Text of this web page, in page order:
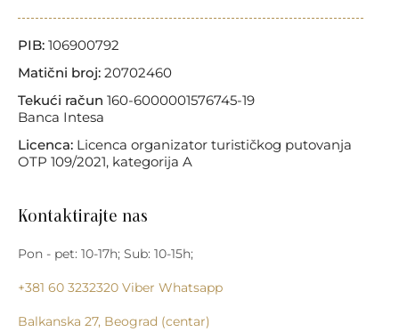
PIB: 106900792
Matični broj: 20702460
Tekući račun 160-6000001576745-19
Banca Intesa
Licenca: Licenca organizator turističkog putovanja
OTP 109/2021, kategorija A
Kontaktirajte nas
Pon - pet: 10-17h; Sub: 10-15h;
+381 60 3232320 Viber Whatsapp
Balkanska 27, Beograd (centar)